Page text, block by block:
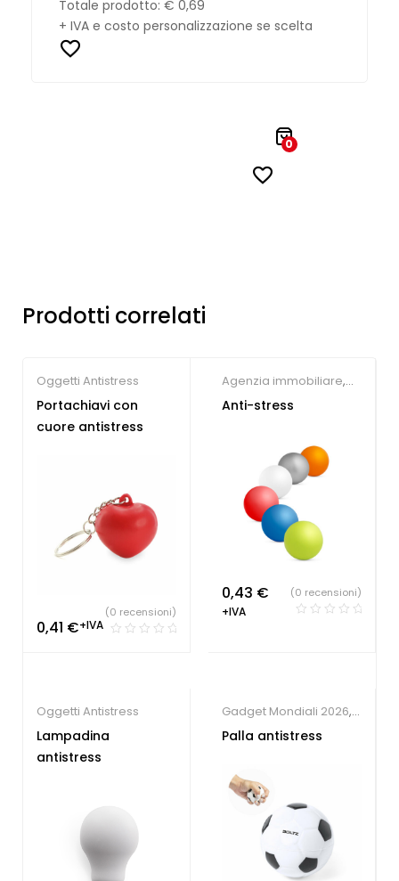
Totale prodotto: € 0,69
+ IVA e costo personalizzazione se scelta
0
Prodotti correlati
Oggetti Antistress
Portachiavi con
cuore antistress
0,41 €+IVA
(0 recensioni)
Agenzia immobiliare,
Oggetti Antistress
Anti-stress
0,43 €
+IVA
(0 recensioni)
Oggetti Antistress
Lampadina
antistress
Gadget Mondiali 2026,
Oggetti Antistress
Palla antistress